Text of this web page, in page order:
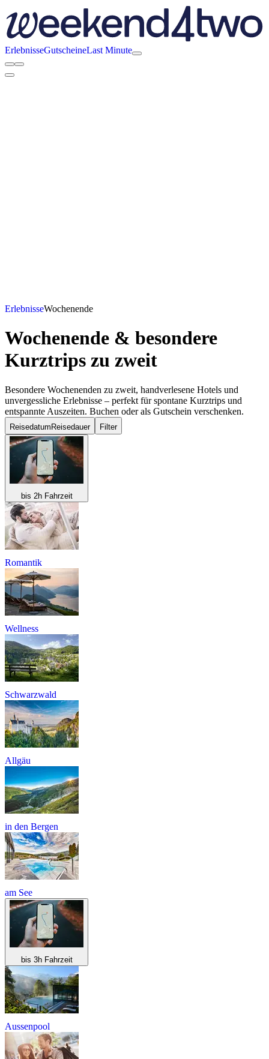
ErlebnisseGutscheineLast Minute
ErlebnisseWochenende
Wochenende & besondere
Kurztrips zu zweit
Besondere Wochenenden zu zweit, handverlesene Hotels und
unvergessliche Erlebnisse – perfekt für spontane Kurztrips und
entspannte Auszeiten. Buchen oder als Gutschein verschenken.
Reisedatum Reisedauer Filter
bis 2h Fahrzeit
Romantik
Wellness
Schwarzwald
Allgäu
in den Bergen
am See
bis 3h Fahrzeit
Aussenpool